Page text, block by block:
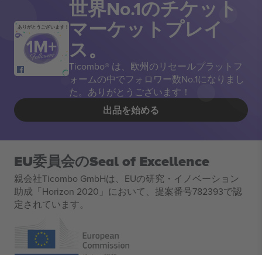
ありがとうございます！
世界No.1のチケット
マーケットプレイ
ス。
Ticombo® は、欧州のリセールプラットフ
ォームの中でフォロワー数No.1になりまし
た。ありがとうございます！
出品を始める
EU委員会のSeal of Excellence
親会社Ticombo GmbHは、EUの研究・イノベーション
助成「Horizon 2020」において、提案番号782393で認
定されています。